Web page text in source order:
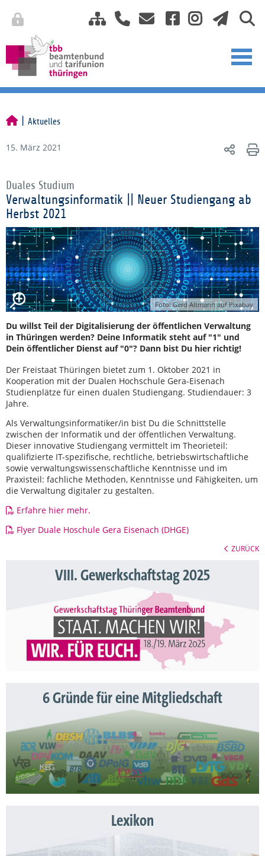
Aktuelles
15. März 2021
Duales Studium
Verwaltungsinformatik || Neuer Studiengang ab
Herbst 2021
Foto: Gerd Altmann auf Pixabay
Du willst Teil der Digitalisierung der öffentlichen Verwaltung
in Thüringen werden? Deine Informatik steht auf "1" und
Dein öffentlicher Dienst auf "0"? Dann bist Du hier richtig!
Der Freistaat Thüringen bietet zum 1. Oktober 2021 in
Kooperation mit der Dualen Hochschule Gera-Eisenach
Studienplätze für einen dualen Studiengang. Studiendauer: 3
Jahre.
Als Verwaltungsinformatiker/in bist Du die Schnittstelle
zwischen der Informatik und der öffentlichen Verwaltung.
Dieser innovative Studiengang vermittelt im Theorieteil:
qualifizierte IT-spezifische, rechtliche, betriebswirtschaftliche
sowie verwaltungswissenschaftliche Kenntnisse und im
Praxisteil: fachliche Methoden, Kenntnisse und Fähigkeiten, um
die Verwaltung digitaler zu gestalten.
Erfahre hier mehr.
Flyer Duale Hoschule Gera Eisenach (DHGE)
ZURÜCK
VIII. Gewerkschaftstag 2025
6 Gründe für eine Mitgliedschaft
Lexikon